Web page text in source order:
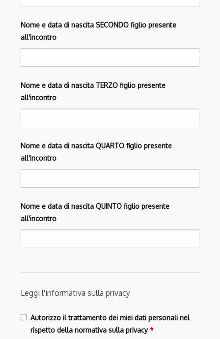
Nome e data di nascita SECONDO figlio presente
all'incontro
Nome e data di nascita TERZO figlio presente
all'incontro
Nome e data di nascita QUARTO figlio presente
all'incontro
Nome e data di nascita QUINTO figlio presente
all'incontro
Leggi l'informativa sulla privacy
Autorizzo il trattamento dei miei dati personali nel
rispetto della normativa sulla privacy*